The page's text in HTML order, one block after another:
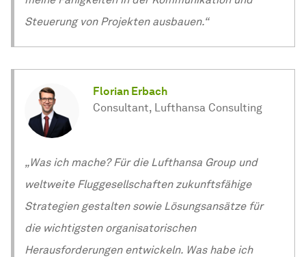
Steuerung von Projekten ausbauen.“
Florian Erbach
Consultant, Lufthansa Consulting
„Was ich mache? Für die Lufthansa Group und
weltweite Fluggesellschaften zukunftsfähige
Strategien gestalten sowie Lösungsansätze für
die wichtigsten organisatorischen
Herausforderungen entwickeln. Was habe ich